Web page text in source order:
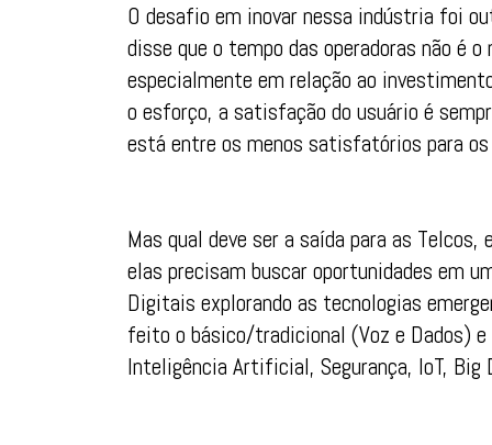
O desafio em inovar nessa indústria foi
disse que o tempo das operadoras não é
especialmente em relação ao
o esforço, a satisfação do usuário é
está entre os menos satisfatórios para
Mas qual deve ser a saída para as
elas precisam buscar oportunidades em
Digitais explorando as tecnologias
feito o básico/tradicional (Voz e Dados)
Inteligência Artificial, Segurança, IoT,